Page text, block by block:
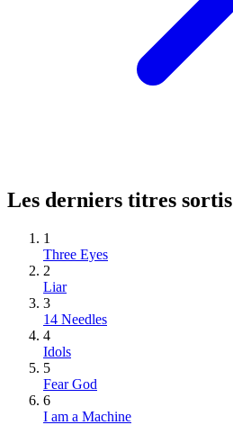
Les derniers titres sortis
1
Three Eyes
2
Liar
3
14 Needles
4
Idols
5
Fear God
6
I am a Machine